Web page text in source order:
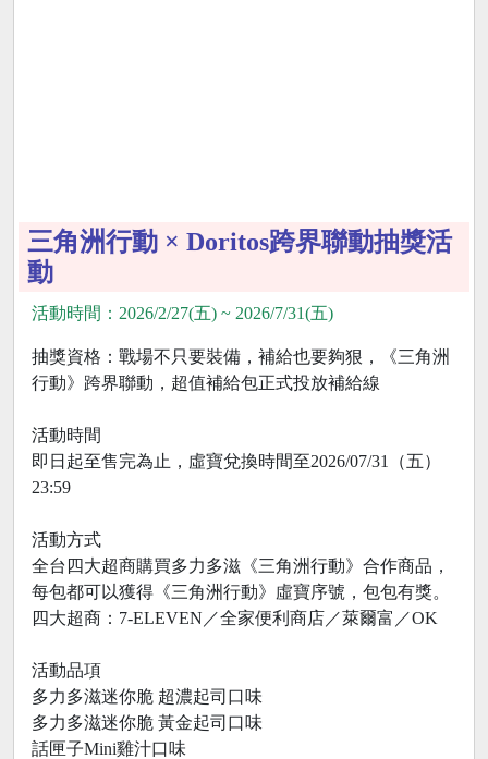
三角洲行動 × Doritos跨界聯動抽獎活
動
活動時間：2026/2/27(五) ~ 2026/7/31(五)
抽獎資格：戰場不只要裝備，補給也要夠狠，《三角洲
行動》跨界聯動，超值補給包正式投放補給線
活動時間
即日起至售完為止，虛寶兌換時間至2026/07/31（五）
23:59
活動方式
全台四大超商購買多力多滋《三角洲行動》合作商品，
每包都可以獲得《三角洲行動》虛寶序號，包包有獎。
四大超商：7-ELEVEN／全家便利商店／萊爾富／OK
活動品項
多力多滋迷你脆 超濃起司口味
多力多滋迷你脆 黃金起司口味
話匣子Mini雞汁口味